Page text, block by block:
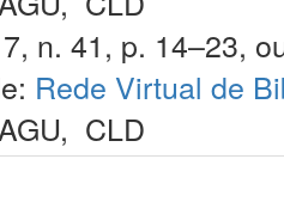
n. 41, p. 14–23,
Rede Virtual de
AGU, CLD